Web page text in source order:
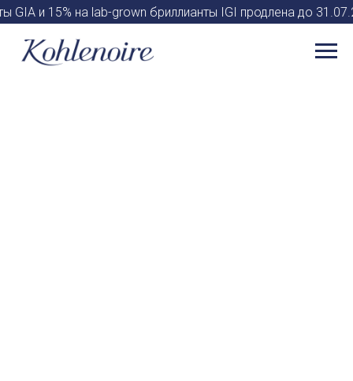
GIA и 15% на lab-grown бриллианты IGI продлена до